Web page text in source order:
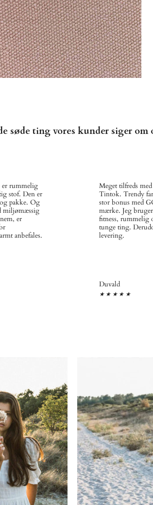
søde ting vores kunder siger om
er rummelig
stof. Den er
pakke. Og
miljømæssig
er
anbefales.
Meget tilfreds
Tintok. Trendy
stor bonus med
mærke. Jeg
fitness, rummelig
tunge ting.
levering.
Duvald
★★★★★